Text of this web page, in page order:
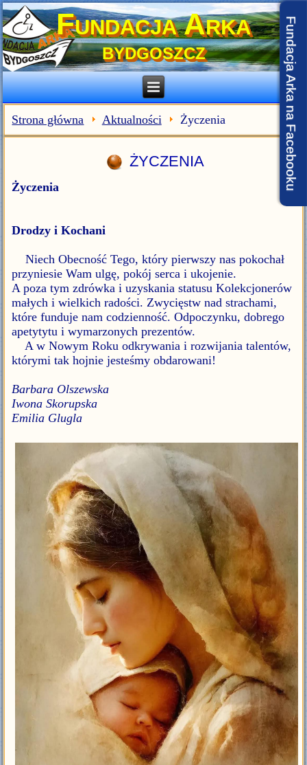
Fundacja Arka
BYDGOSZCZ
Strona główna Aktualności Życzenia
ŻYCZENIA
Życzenia
Drodzy i Kochani
Niech Obecność Tego, który pierwszy nas pokochał
przyniesie Wam ulgę, pokój serca i ukojenie.
A poza tym zdrówka i uzyskania statusu Kolekcjonerów
małych i wielkich radości. Zwycięstw nad strachami,
które funduje nam codzienność. Odpoczynku, dobrego
apetytytu i wymarzonych prezentów.
A w Nowym Roku odkrywania i rozwijania talentów,
którymi tak hojnie jesteśmy obdarowani!
Barbara Olszewska
Iwona Skorupska
Emilia Glugla
Fundacja Arka na Facebooku